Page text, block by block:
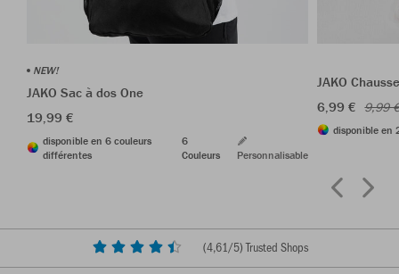
NEW!
JAKO Sac à dos One
19,99 €
disponible en 6 couleurs
différentes
6
Couleurs
Personnalisable
JAKO
6,99 € 9,99
disponible en
(4,61/5) Trusted Shops